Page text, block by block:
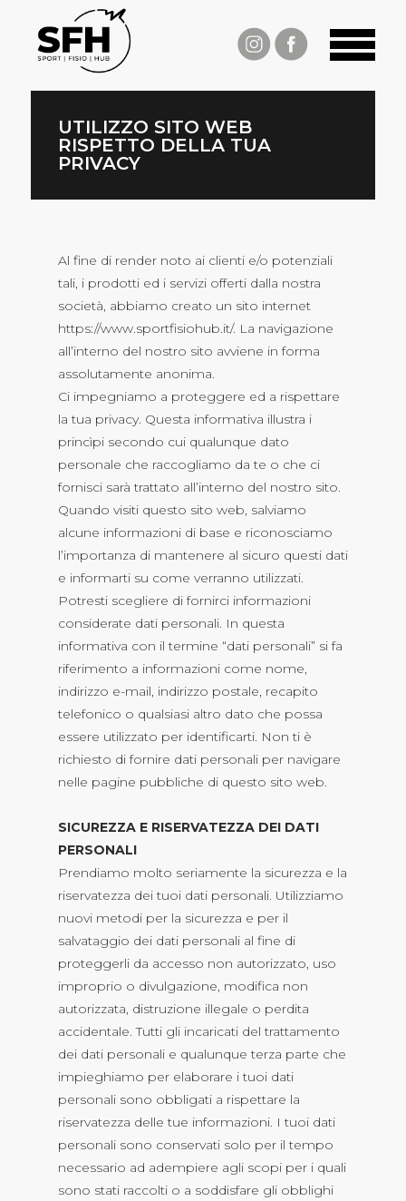
UTILIZZO SITO WEB
RISPETTO DELLA TUA
PRIVACY
Al fine di render noto ai clienti e/o potenziali
tali, i prodotti ed i servizi offerti dalla nostra
società, abbiamo creato un sito internet
https://www.sportfisiohub.it/. La navigazione
all’interno del nostro sito avviene in forma
assolutamente anonima.
Ci impegniamo a proteggere ed a rispettare
la tua privacy. Questa informativa illustra i
princìpi secondo cui qualunque dato
personale che raccogliamo da te o che ci
fornisci sarà trattato all’interno del nostro sito.
Quando visiti questo sito web, salviamo
alcune informazioni di base e riconosciamo
l’importanza di mantenere al sicuro questi dati
e informarti su come verranno utilizzati.
Potresti scegliere di fornirci informazioni
considerate dati personali. In questa
informativa con il termine “dati personali” si fa
riferimento a informazioni come nome,
indirizzo e-mail, indirizzo postale, recapito
telefonico o qualsiasi altro dato che possa
essere utilizzato per identificarti. Non ti è
richiesto di fornire dati personali per navigare
nelle pagine pubbliche di questo sito web.
SICUREZZA E RISERVATEZZA DEI DATI
PERSONALI
Prendiamo molto seriamente la sicurezza e la
riservatezza dei tuoi dati personali. Utilizziamo
nuovi metodi per la sicurezza e per il
salvataggio dei dati personali al fine di
proteggerli da accesso non autorizzato, uso
improprio o divulgazione, modifica non
autorizzata, distruzione illegale o perdita
accidentale. Tutti gli incaricati del trattamento
dei dati personali e qualunque terza parte che
impieghiamo per elaborare i tuoi dati
personali sono obbligati a rispettare la
riservatezza delle tue informazioni. I tuoi dati
personali sono conservati solo per il tempo
necessario ad adempiere agli scopi per i quali
sono stati raccolti o a soddisfare gli obblighi